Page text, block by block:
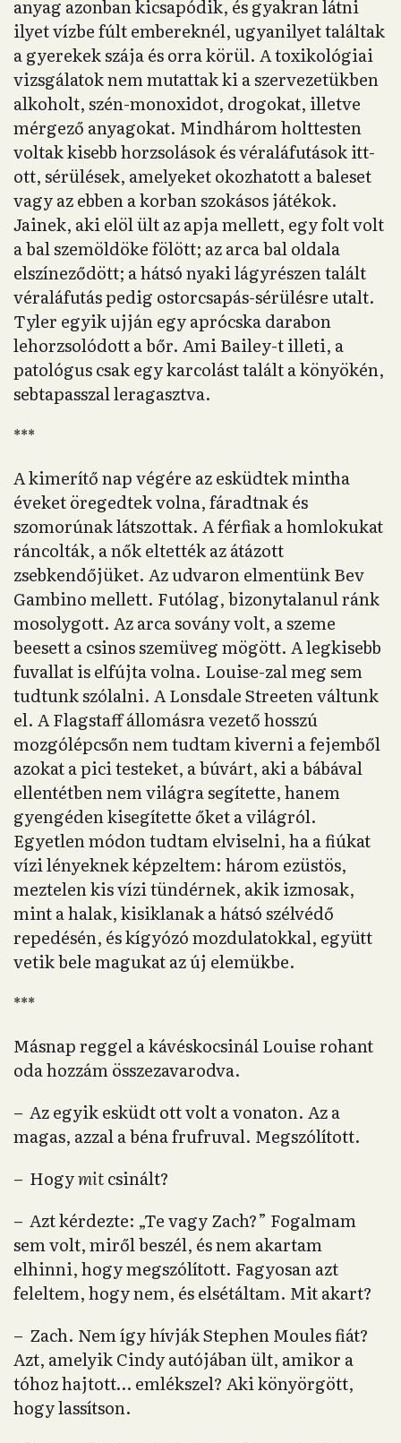
anyag azonban kicsapódik, és gyakran látni
ilyet vízbe fúlt embereknél, ugyanilyet találtak
a gyerekek szája és orra körül. A toxikológiai
vizsgálatok nem mutattak ki a szervezetükben
alkoholt, szén-monoxidot, drogokat, illetve
mérgező anyagokat. Mindhárom holttesten
voltak kisebb horzsolások és véraláfutások itt-
ott, sérülések, amelyeket okozhatott a baleset
vagy az ebben a korban szokásos játékok.
Jainek, aki elöl ült az apja mellett, egy folt volt
a bal szemöldöke fölött; az arca bal oldala
elszíneződött; a hátsó nyaki lágyrészen talált
véraláfutás pedig ostorcsapás-sérülésre utalt.
Tyler egyik ujján egy aprócska darabon
lehorzsolódott a bőr. Ami Bailey-t illeti, a
patológus csak egy karcolást talált a könyökén,
sebtapasszal leragasztva.
***
A kimerítő nap végére az esküdtek mintha
éveket öregedtek volna, fáradtnak és
szomorúnak látszottak. A férfiak a homlokukat
ráncolták, a nők eltették az átázott
zsebkendőjüket. Az udvaron elmentünk Bev
Gambino mellett. Futólag, bizonytalanul ránk
mosolygott. Az arca sovány volt, a szeme
beesett a csinos szemüveg mögött. A legkisebb
fuvallat is elfújta volna. Louise-zal meg sem
tudtunk szólalni. A Lonsdale Streeten váltunk
el. A Flagstaff állomásra vezető hosszú
mozgólépcsőn nem tudtam kiverni a fejemből
azokat a pici testeket, a búvárt, aki a bábával
ellentétben nem világra segítette, hanem
gyengéden kisegítette őket a világról.
Egyetlen módon tudtam elviselni, ha a fiúkat
vízi lényeknek képzeltem: három ezüstös,
meztelen kis vízi tündérnek, akik izmosak,
mint a halak, kisiklanak a hátsó szélvédő
repedésén, és kígyózó mozdulatokkal, együtt
vetik bele magukat az új elemükbe.
***
Másnap reggel a kávéskocsinál Louise rohant
oda hozzám összezavarodva.
– Az egyik esküdt ott volt a vonaton. Az a
magas, azzal a béna frufruval. Megszólított.
– Hogymitcsinált?
– Azt kérdezte: „Te vagy Zach?” Fogalmam
sem volt, miről beszél, és nem akartam
elhinni, hogy megszólított. Fagyosan azt
feleltem, hogy nem, és elsétáltam. Mit akart?
– Zach. Nem így hívják Stephen Moules fiát?
Azt, amelyik Cindy autójában ült, amikor a
tóhoz hajtott… emlékszel? Aki könyörgött,
hogy lassítson.